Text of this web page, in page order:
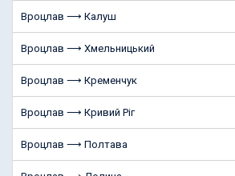
Вроцлав ⟶ Калуш
Вроцлав ⟶ Хмельницький
Вроцлав ⟶ Кременчук
Вроцлав ⟶ Кривий Ріг
Вроцлав ⟶ Полтава